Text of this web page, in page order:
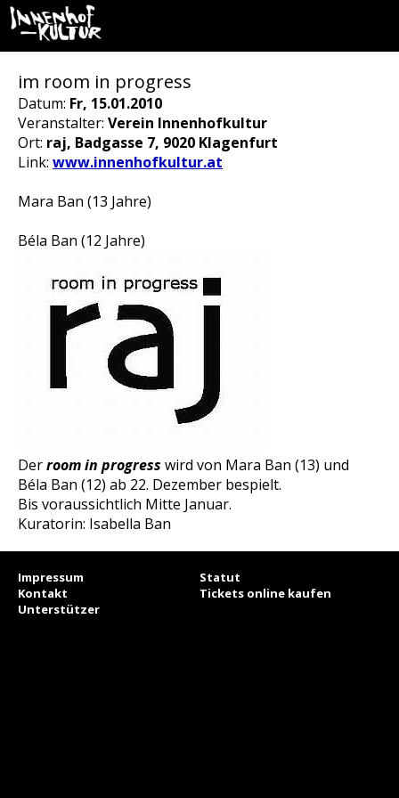
im room in progress
Datum: Fr, 15.01.2010
Veranstalter: Verein Innenhofkultur
Ort: raj, Badgasse 7, 9020 Klagenfurt
Link: www.innenhofkultur.at
Mara Ban (13 Jahre)
Béla Ban (12 Jahre)
Derroom in progress wird von Mara Ban (13) und
Béla Ban (12) ab 22. Dezember bespielt.
Bis voraussichtlich Mitte Januar.
Kuratorin: Isabella Ban
Impressum
Statut
Kontakt
Tickets online kaufen
Unterstützer